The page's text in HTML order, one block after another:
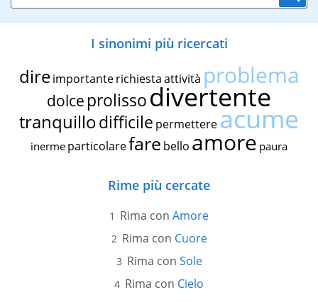
I sinonimi più ricercati
dire importante richiestaattività problema
dolce prolissodivertente
tranquillodifficile permettereacume
inerme particolarefare bello amore paura
Rime più cercate
Rima con Amore
Rima con Cuore
Rima con Sole
Rima con Cielo